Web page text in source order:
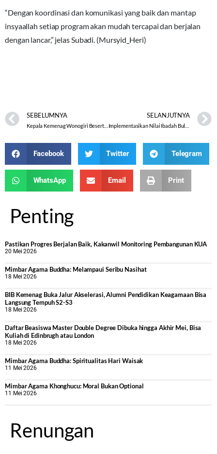
“Dengan koordinasi dan komunikasi yang baik dan mantap
insyaallah setiap program akan mudah tercapai dan berjalan
dengan lancar,” jelas Subadi. (Mursyid_Heri)
SEBELUMNYA
Kepala Kemenag Wonogiri Beserta Pejabat Ikuti Open House Bupati
SELANJUTNYA
Facebook Twitter Telegram
WhatsApp Email Print
Penting
Pastikan Progres Berjalan Baik, Kakanwil Monitoring Pembangunan KUA
20 Mei 2026
Mimbar Agama Buddha: Melampaui Seribu Nasihat
18 Mei 2026
BIB Kemenag Buka Jalur Akselerasi, Alumni Pendidikan Keagamaan Bisa
Langsung Tempuh S2-S3
18 Mei 2026
Daftar Beasiswa Master Double Degree Dibuka hingga Akhir Mei, Bisa
Kuliah di Edinbrugh atau London
18 Mei 2026
Mimbar Agama Buddha: Spiritualitas Hari Waisak
11 Mei 2026
Mimbar Agama Khonghucu: Moral Bukan Optional
11 Mei 2026
Renungan